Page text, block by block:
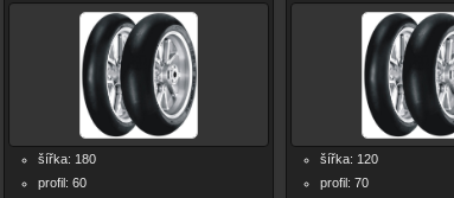
šířka: 180
profil: 60
šířka: 120
profil: 70